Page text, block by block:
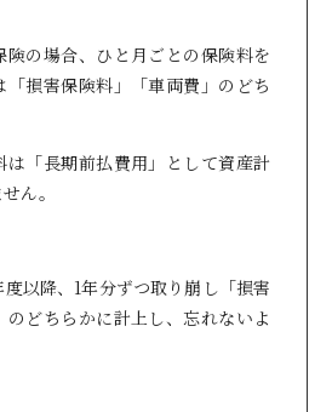
険の場合、ひと月ごとの保険料を
損害保険料」「車両費」のどち
は「長期前払費用」として資産計
ん。
以降、1年分ずつ取り崩し「損害
どちらかに計上し、忘れないよ